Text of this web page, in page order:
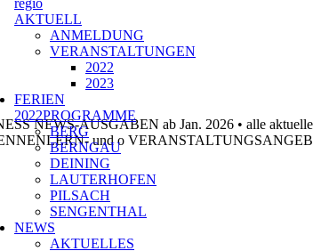
NEWS-AUSGABEN ab Jan. 2026 • alle
und o
regio
AKTUELL
ANMELDUNG
VERANSTALTUNGEN
2022
2023
FERIEN
2022PROGRAMME
BERG
BERNGAU
DEINING
LAUTERHOFEN
PILSACH
SENGENTHAL
NEWS
AKTUELLES